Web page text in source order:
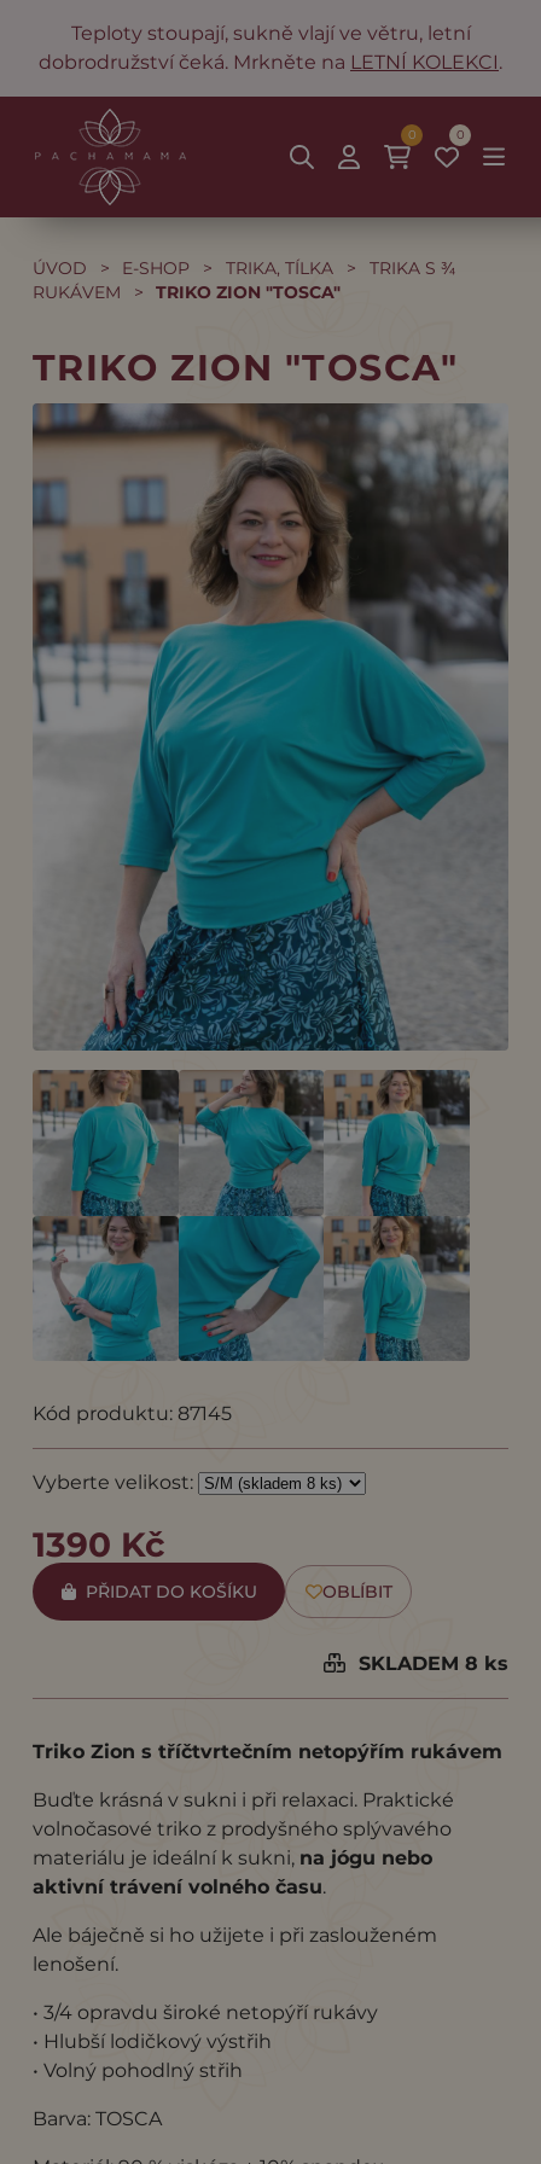
Teploty stoupají, sukně vlají ve větru, letní
dobrodružství čeká. Mrkněte na LETNÍ KOLEKCI.
0
0
ÚVOD > E-SHOP > TRIKA, TÍLKA >
TRIKA S ¾
RUKÁVEM
> TRIKO ZION "TOSCA"
TRIKO ZION "TOSCA"
Kód produktu: 87145
Vyberte velikost:
1390 Kč
PŘIDAT DO KOŠÍKU OBLÍBIT
SKLADEM 8 ks
Triko Zion s tříčtvrtečním netopýřím rukávem
Buďte krásná v sukni i při relaxaci. Praktické
volnočasové triko z prodyšného splývavého
materiálu je ideální k sukni, na jógu nebo
aktivní trávení volného času.
Ale báječně si ho užijete i při zaslouženém
lenošení.
• 3/4 opravdu široké netopýří rukávy
• Hlubší lodičkový výstřih
• Volný pohodlný střih
Barva: TOSCA